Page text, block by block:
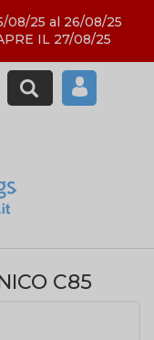
08/25 al 26/08/25
IL 27/08/25
C85